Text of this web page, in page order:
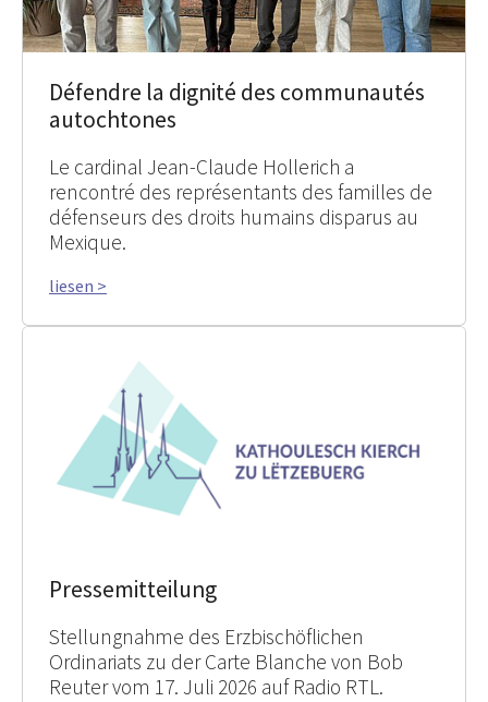
Défendre la dignité des communautés
autochtones
Le cardinal Jean-Claude Hollerich a
rencontré des représentants des familles de
défenseurs des droits humains disparus au
Mexique.
liesen >
Pressemitteilung
Stellungnahme des Erzbischöflichen
Ordinariats zu der Carte Blanche von Bob
Reuter vom 17. Juli 2026 auf Radio RTL.